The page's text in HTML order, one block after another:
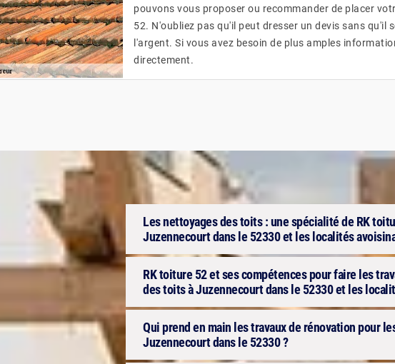
pouvons vous proposer ou recommander de placer
52. N'oubliez pas qu'il peut dresser un devis sans qu'il
l'argent. Si vous avez besoin de plus amples
directement.
Les nettoyages des toits : une spécialité de RK
Juzennecourt dans le 52330 et les localités
RK toiture 52 et ses compétences pour faire les
des toits à Juzennecourt dans le 52330 et les
Qui prend en main les travaux de rénovation pour
Juzennecourt dans le 52330 ?